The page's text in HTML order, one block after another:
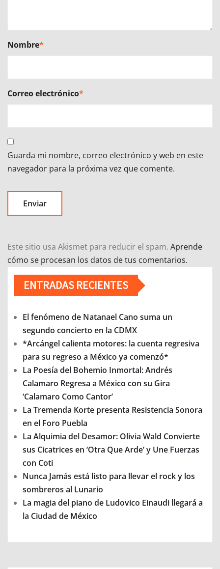
Nombre*
Correo electrónico*
Guarda mi nombre, correo electrónico y web en este
navegador para la próxima vez que comente.
Este sitio usa Akismet para reducir el spam. Aprende
cómo se procesan los datos de tus comentarios.
ENTRADAS RECIENTES
El fenómeno de Natanael Cano suma un
segundo concierto en la CDMX
*Arcángel calienta motores: la cuenta regresiva
para su regreso a México ya comenzó*
La Poesía del Bohemio Inmortal: Andrés
Calamaro Regresa a México con su Gira
‘Calamaro Como Cantor’
La Tremenda Korte presenta Resistencia Sonora
en el Foro Puebla
La Alquimia del Desamor: Olivia Wald Convierte
sus Cicatrices en ‘Otra Que Arde’ y Une Fuerzas
con Coti
Nunca Jamás está listo para llevar el rock y los
sombreros al Lunario
La magia del piano de Ludovico Einaudi llegará a
la Ciudad de México